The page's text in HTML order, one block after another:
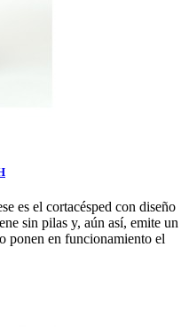
es el cortacésped con diseño
sin pilas y, aún así, emite un
ponen en funcionamiento el